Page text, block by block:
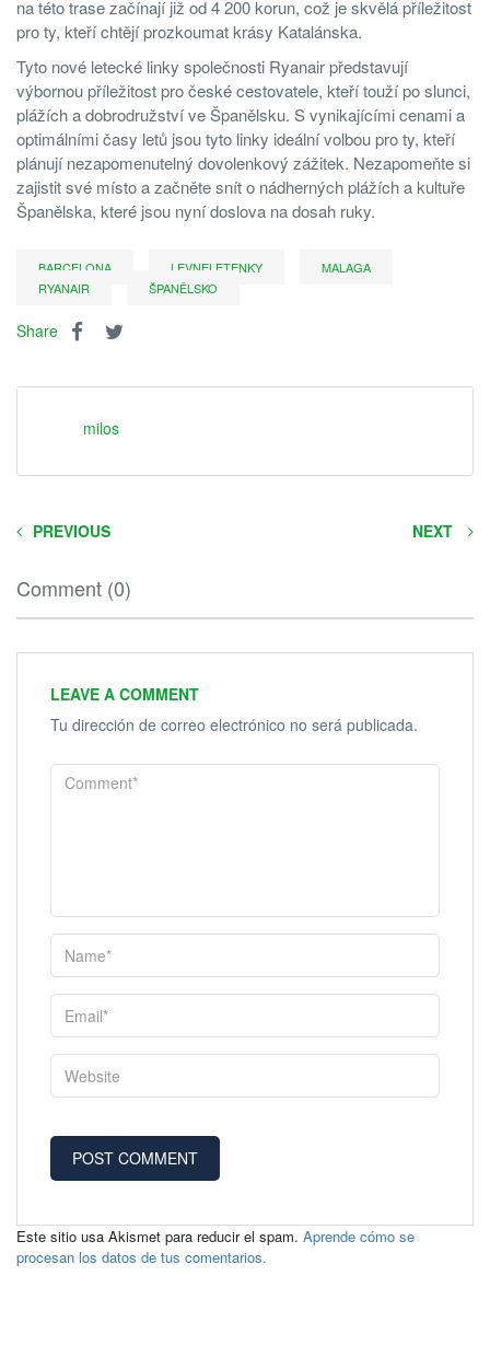
na této trase začínají již od 4 200 korun, což je skvělá příležitost
pro ty, kteří chtějí prozkoumat krásy Katalánska.
Tyto nové letecké linky společnosti Ryanair představují
výbornou příležitost pro české cestovatele, kteří touží po slunci,
plážích a dobrodružství ve Španělsku. S vynikajícími cenami a
optimálními časy letů jsou tyto linky ideální volbou pro ty, kteří
plánují nezapomenutelný dovolenkový zážitek. Nezapomeňte si
zajistit své místo a začněte snít o nádherných plážích a kultuře
Španělska, které jsou nyní doslova na dosah ruky.
BARCELONA LEVNELETENKY
MALAGA
RYANAIR
ŠPANĚLSKO
Share
milos
PREVIOUS NEXT
Comment (0)
LEAVE A COMMENT
Tu dirección de correo electrónico no será publicada.
Este sitio usa Akismet para reducir el spam. Aprende cómo se
procesan los datos de tus comentarios.